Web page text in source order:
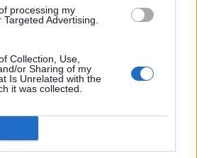
processing my
Advertising.
Collection, Use,
or Sharing of my
Is Unrelated with the
it was collected.
0.8 %
800
0.75
%
950